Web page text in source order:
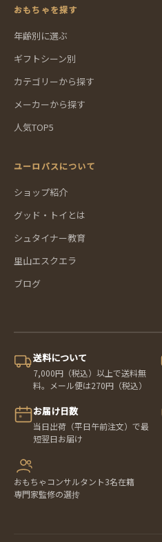
おもちゃを探す
年齢別に選ぶ
ギフトシーン別
カテゴリーから探す
メーカーから探す
人気TOP5
ユーロバスについて
ショップ紹介
グッド・トイとは
シュタイナー教育
里山エスクエラ
ブログ
送料について
7,000円（税込）以上で送料無
料。メール便は270円（税込）
お届け日数
当日出荷（平日午前注文）で最
短翌日お届け
おもちゃコンサルタント3名在籍
専門家監修の選抟